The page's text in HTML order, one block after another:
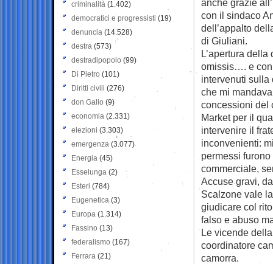
anche grazie
con il sindaco
dell’appalto
di Giuliani.
L’apertura
omissis…. e con
intervenuti sulla
che mi
concessioni del
Market per il
intervenire il
inconvenienti:
permessi
commerciale,
Accuse gravi,
Scalzone vale
giudicare col
falso e abuso
Le vicende
coordinatore
camorra.
criminalità (1.402)
democratici e progressisti (19)
denuncia (14.528)
destra (573)
destradipopolo (99)
Di Pietro (101)
Diritti civili (276)
don Gallo (9)
economia (2.331)
elezioni (3.303)
emergenza (3.077)
Energia (45)
Esselunga (2)
Esteri (784)
Eugenetica (3)
Europa (1.314)
Fassino (13)
federalismo (167)
Ferrara (21)